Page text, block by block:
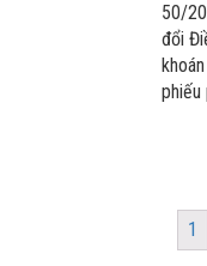
50/
đổi
phiếu
1